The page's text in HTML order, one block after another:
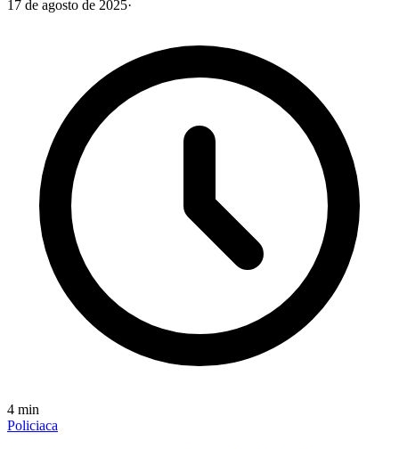
17 de agosto de 2025·
4 min
Policiaca